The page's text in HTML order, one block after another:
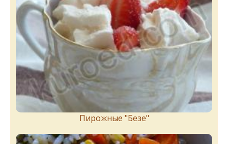
Пирожныe "Бeзe"